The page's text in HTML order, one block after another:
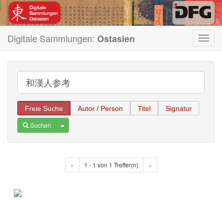
Digitale Sammlungen: Ostasien
Freie Suche Autor / Person Titel Signatur
Suchen Toggle Dropdown
« 1 - 1 von 1 Treffer(n) »